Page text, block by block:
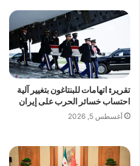
تقرير: اتهامات للبنتاغون بتغيير آلية
احتساب خسائر الحرب على إيران
أغسطس 5, 2026